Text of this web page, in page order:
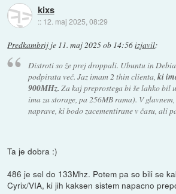
kixs
:: 12. maj 2025, 08:29
Predkambrij je 11. maj 2025 ob 14:56izjavil:
Distroti so že prej droppali. Ubuntu in
podpirata več. Jaz imam 2 thin clienta,ki
900MHz. Za kaj preprostega bi še lahko bil
ima za storage, pa 256MB rama). V
naprave, ki bodo zacementirane v času, ali
Ta je dobra :)
486 je sel do 133Mhz. Potem pa so bili se
Cyrix/VIA, ki jih kaksen sistem napacno